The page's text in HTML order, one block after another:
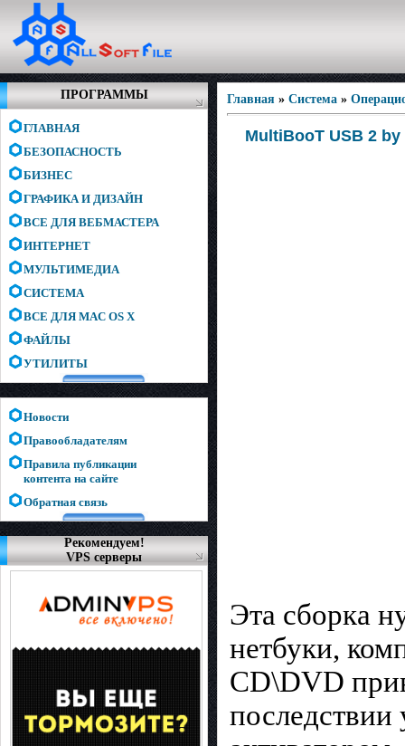
ПРОГРАММЫ
ГЛАВНАЯ
БЕЗОПАСНОСТЬ
БИЗНЕС
ГРАФИКА И ДИЗАЙН
ВСЕ ДЛЯ ВЕБМАСТЕРА
ИНТЕРНЕТ
МУЛЬТИМЕДИА
СИСТЕМА
ВСЕ ДЛЯ MAC OS X
ФАЙЛЫ
УТИЛИТЫ
Новости
Правообладателям
Правила публикации
контента на сайте
Обратная связь
Рекомендуем!
VPS серверы
Главная » Система »
MultiBooT USB 2
Эта сборка
нетбуки,
CD\DVD
последствии